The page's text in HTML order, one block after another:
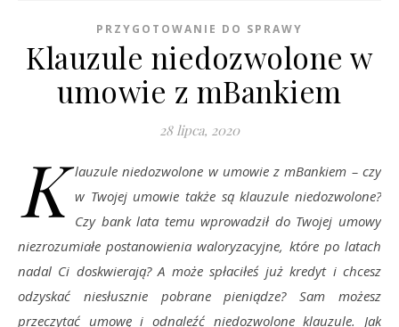
PRZYGOTOWANIE DO SPRAWY
Klauzule niedozwolone w
umowie z mBankiem
28 lipca, 2020
K lauzule niedozwolone w umowie z mBankiem – czy
w Twojej umowie także są klauzule niedozwolone?
Czy bank lata temu wprowadził do Twojej umowy
niezrozumiałe postanowienia waloryzacyjne, które po latach
nadal Ci doskwierają? A może spłaciłeś już kredyt i chcesz
odzyskać niesłusznie pobrane pieniądze? Sam możesz
przeczytać umowę i odnaleźć niedozwolone klauzule. Jak